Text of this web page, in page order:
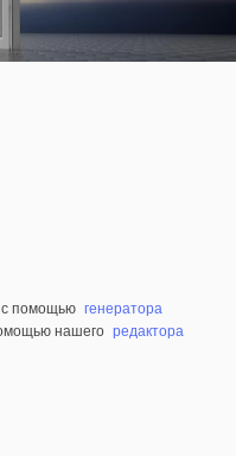
с помощью генератора
нашего редактора